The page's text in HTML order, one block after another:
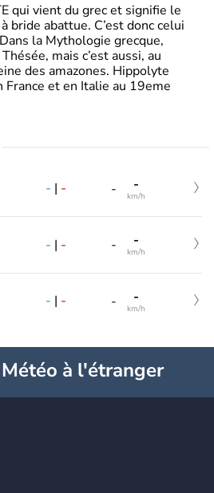
qui vient du grec et signifie le
bride abattue. C’est donc celui
la Mythologie grecque,
mais c’est aussi, au
des amazones. Hippolyte
France et en Italie au 19eme
- | - - -
km/h
- | - - -
km/h
- | - - -
km/h
à l'étranger